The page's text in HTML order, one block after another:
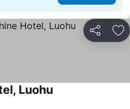
分享 放
Luohu